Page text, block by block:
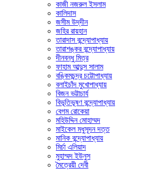
কাজী নজরুল ইসলাম
কালিদাস
জসীম উদ্‌দীন
জহির রায়হান
তারাদাস বন্দ্যোপাধ্যায়
তারাশঙ্কর বন্দ্যোপাধ্যায়
দীনবন্ধু মিত্র
ফাহাম আব্দুস সালাম
বঙ্কিমচন্দ্র চট্টোপাধ্যায়
বলাইচাঁদ মুখোপাধ্যায়
বিজন ভট্টাচার্য
বিভূতিভূষণ বন্দ্যোপাধ্যায়
বেগম রোকেয়া
মহিউদ্দিন মোহাম্মদ
মাইকেল মধুসূদন দত্ত
মানিক বন্দ্যোপাধ্যায়
মির্চা এলিয়াদ
মুহাম্মদ ইউনুস
মৈত্রেয়ী দেবী